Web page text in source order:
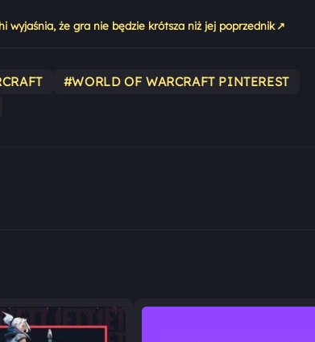
że gra nie będzie krótsza niż jej poprzednik ↗
#WORLD OF WARCRAFT PINTEREST